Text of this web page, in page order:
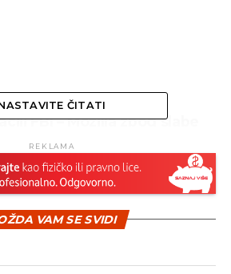
FBI – Mozilla zbog slabe
ČITATI
REKLAMA
VAM SE SVIDI